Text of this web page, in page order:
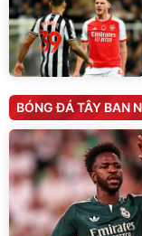
BÓNG ĐÁ TÂY BAN